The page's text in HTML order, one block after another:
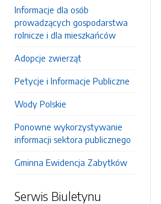
Informacje dla osób
prowadzących gospodarstwa
rolnicze i dla mieszkańców
Adopcje zwierząt
Petycje i Informacje Publiczne
Wody Polskie
Ponowne wykorzystywanie
informacji sektora publicznego
Gminna Ewidencja Zabytków
Serwis Biuletynu